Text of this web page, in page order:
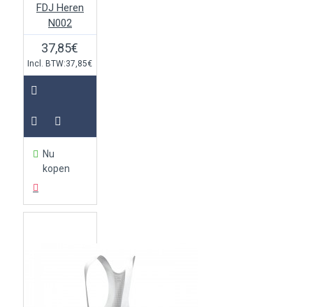
FDJ Heren
N002
37,85€
Incl. BTW:37,85€
Nu
kopen